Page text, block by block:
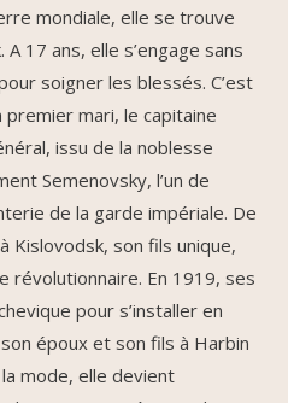
mondiale, elle se trouve
17 ans, elle s’engage sans
soigner les blessés. C’est
premier mari, le capitaine
issu de la noblesse
Semenovsky, l’un de
de la garde impériale. De
Kislovodsk, son fils unique,
révolutionnaire. En 1919, ses
pour s’installer en
époux et son fils à Harbin
mode, elle devient